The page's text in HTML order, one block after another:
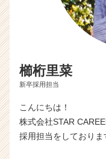
櫛桁里菜
新卒採用担当
こんにちは！
株式会社STAR
採用担当をしておりま